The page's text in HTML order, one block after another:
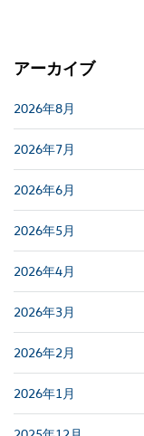
アーカイブ
2026年8月
2026年7月
2026年6月
2026年5月
2026年4月
2026年3月
2026年2月
2026年1月